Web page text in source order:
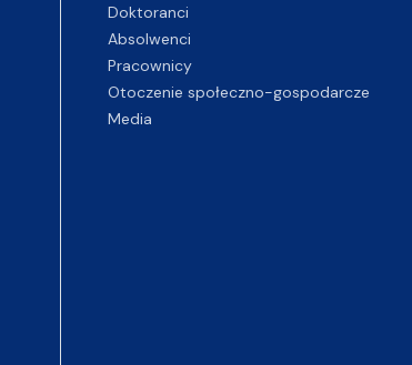
Doktoranci
Absolwenci
Pracownicy
Otoczenie społeczno-gospodarcze
Media